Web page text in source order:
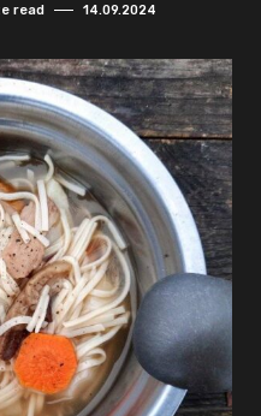
read 14.09.2024